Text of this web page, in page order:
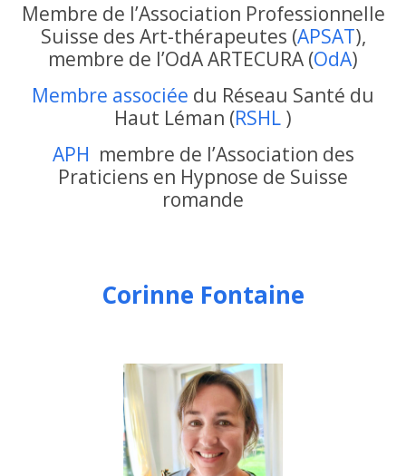
Membre de l’Association Professionnelle
Suisse des Art-thérapeutes (APSAT),
membre de l’OdA ARTECURA (OdA)
Membre associée du Réseau Santé du
Haut Léman (RSHL )
APH membre de l’Association des
Praticiens en Hypnose de Suisse
romande
Corinne Fontaine